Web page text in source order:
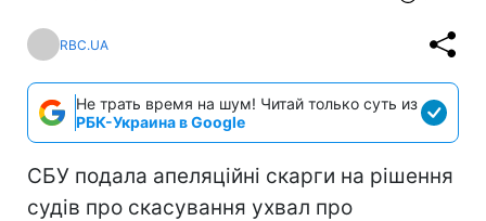
RBC.UA
Не трать время на шум! Читай только суть из
РБК-Украина в Google
СБУ подала апеляційні скарги на рішення
судів про скасування ухвал про